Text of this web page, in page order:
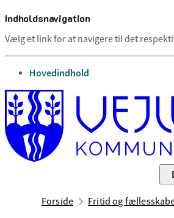
Indholdsnavigation
Vælg et link for at navigere til det
gå til
Hovedindhold
Forside Fritid og